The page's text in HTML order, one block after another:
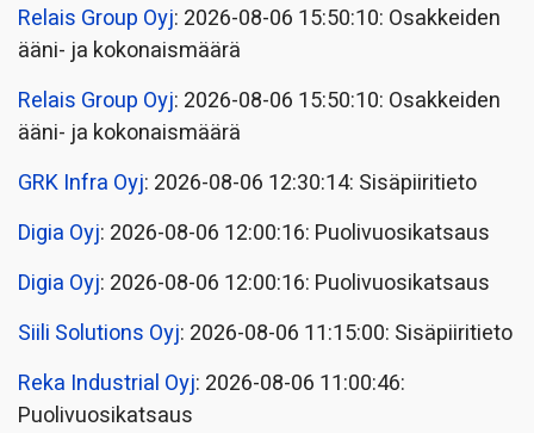
Relais Group Oyj: 2026-08-06 15:50:10: Osakkeiden
ääni- ja kokonaismäärä
Relais Group Oyj: 2026-08-06 15:50:10: Osakkeiden
ääni- ja kokonaismäärä
GRK Infra Oyj: 2026-08-06 12:30:14: Sisäpiiritieto
Digia Oyj: 2026-08-06 12:00:16: Puolivuosikatsaus
Digia Oyj: 2026-08-06 12:00:16: Puolivuosikatsaus
Siili Solutions Oyj: 2026-08-06 11:15:00: Sisäpiiritieto
Reka Industrial Oyj: 2026-08-06 11:00:46:
Puolivuosikatsaus